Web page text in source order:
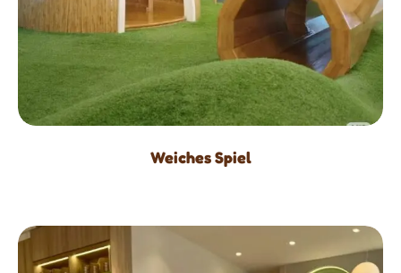
Weiches Spiel